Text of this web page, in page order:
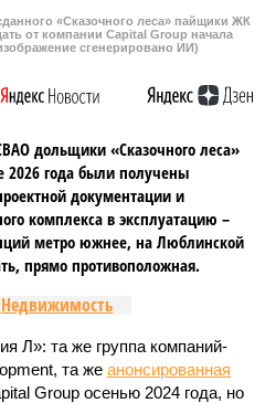
«Сказочного леса» пайщики ЖК
от компании Capital Group начала
сгенерировано ИИ)
дольщики «Сказочного леса»
года были получены
документации и
комплекса в эксплуатацию –
метро южнее, на Люблинской
прямо противоположная.
Недвижимость
Л»: та же группа компаний-
та же анонсированная
Group осенью 2024 года, но